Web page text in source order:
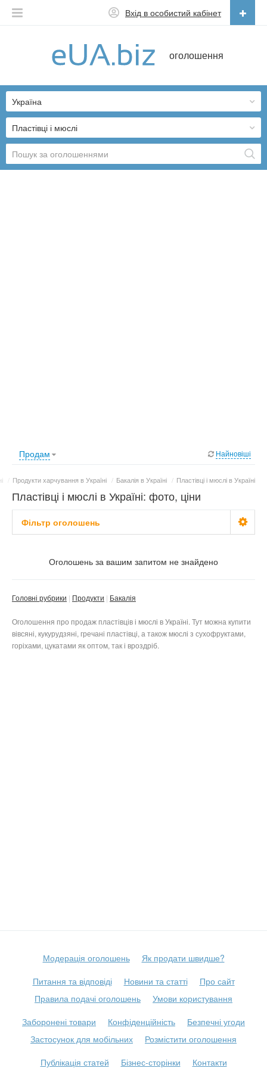
оголошення
Вхід в особистий кабінет
Українська
Пластівці і мюслі
Україна
Продам Найновіші
Продукти харчування в Україні / Бакалія в Україні / Пластівці і мюслі в Україні
Пластівці і мюслі в Україні: фото, ціни
Фільтр оголошень
Не важливо
Не важливо
Приватне
Бізнес
Оголошень за вашим запитом не знайдено
Головні рубрики Продукти Бакалія
Оголошення про продаж пластівців і мюслі в Україні. Тут можна купити
вівсяні, кукурудзяні, гречані пластівці, а також мюслі з сухофруктами,
горіхами, цукатами як оптом, так і вроздріб.
Модерація оголошень
Як продати швидше?
Питання та відповіді
Новини та статті
Про сайт
Правила подачі оголошень
Умови користування
Заборонені товари
Конфіденційність
Безпечні угоди
Застосунок для мобільних
Розмістити оголошення
Публікація статей
Бізнес-сторінки Контакти